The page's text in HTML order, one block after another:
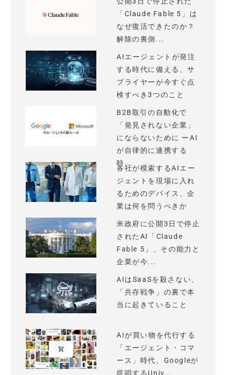
「Claude Fable 5」は
なぜ復活できたのか？
解除の裏側...
AIエージェントが発注
する時代に備える、サ
プライヤーが今すぐ点
検すべき3つのこと
B2B取引の自動化で
「発見されない企業」
にならないために ーAI
が自律的に連携する
時...
各社が模索するAIエー
ジェントを現場に入れ
るためのデバイス、企
業は何を問うべきか
米政府に公開3日で停止
されたAI「Claude
Fable 5」、その能力と
企業が今...
AIはSaaSを殺さない、
「共存戦争」の裏で本
当に起きていること
AIが買い物を代行する
「エージェント・コマ
ース」時代、Googleが
提唱するUniv...